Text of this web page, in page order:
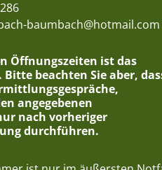
baumbach@hotmail.com
Öffnungszeiten ist das
beachten Sie aber,
angegebenen
nach vorheriger
durchführen.